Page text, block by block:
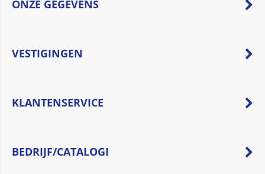
ONZE GEGEVENS
VESTIGINGEN
KLANTENSERVICE
BEDRIJF/CATALOGI